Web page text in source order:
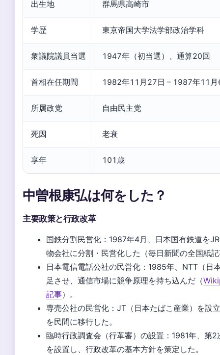
出生地 群馬県高崎市
学歴 東京帝国大学法学部政治学科
衆議院議員当選 1947年（初当選）、通算20回
首相在任期間 1982年11月27日 – 1987年11
所属政党 自由民主党
死因 老衰
享年 101歳
中曽根康弘は何をした？
主要政策と行政改革
国鉄分割民営化：1987年4月、日本国有鉄道を
物会社に分割・民営化した（毎日新聞の全国紙
日本電信電話公社の民営化：1985年、NTT（日
足させ、通信市場に競争原理を持ち込んだ（
記事）。
専売公社の民営化：JT（日本たばこ産業）を設
を民間に移行した。
臨時行政調査会（行革審）の設置：1981年、第
を設置し、行政改革の基本方針を策定した。